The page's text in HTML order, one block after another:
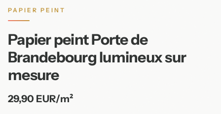
PAPIER PEINT
Papier peint Porte de
Brandebourg lumineux sur
mesure
29,90 EUR/m²